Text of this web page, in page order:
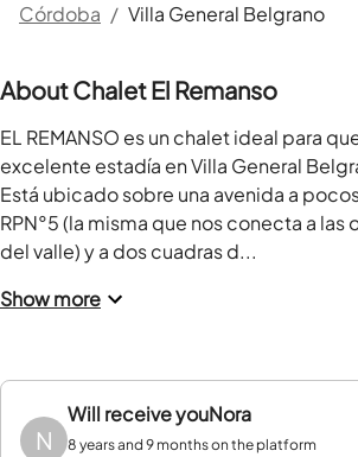
Córdoba / Villa General Belgrano
About Chalet El Remanso
EL REMANSO es un chalet ideal para
excelente estadía en Villa General
Está ubicado sobre una avenida a
RPN°5 (la misma que nos conecta a
del valle) y a dos cuadras d...
Show more
N
Will receive youNora
8 years and 9 months on the platform